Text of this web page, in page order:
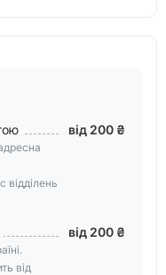
відділень
від 200 ₴
від
від 200 ₴